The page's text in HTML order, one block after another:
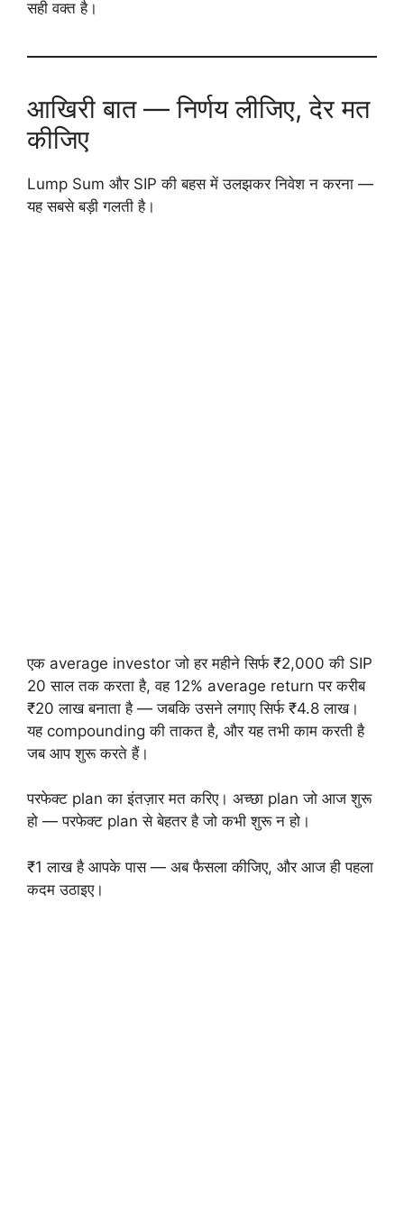
सही वक्त है।
आखिरी बात — निर्णय लीजिए, देर मत
कीजिए
Lump Sum और SIP की बहस में उलझकर निवेश न करना —
यह सबसे बड़ी गलती है।
एक average investor जो हर महीने सिर्फ ₹2,000 की SIP
20 साल तक करता है, वह 12% average return पर करीब
₹20 लाख बनाता है — जबकि उसने लगाए सिर्फ ₹4.8 लाख।
यह compounding की ताकत है, और यह तभी काम करती है
जब आप शुरू करते हैं।
परफेक्ट plan का इंतज़ार मत करिए। अच्छा plan जो आज शुरू
हो — परफेक्ट plan से बेहतर है जो कभी शुरू न हो।
₹1 लाख है आपके पास — अब फैसला कीजिए, और आज ही पहला
कदम उठाइए।